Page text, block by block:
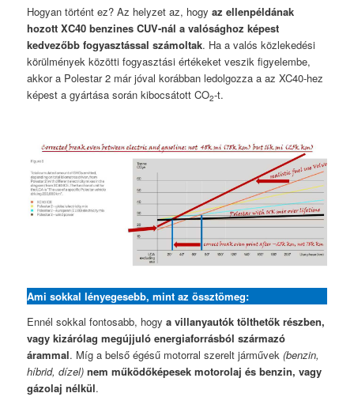
Hogyan történt ez? Az helyzet az, hogyaz ellenpéldának
hozott XC40 benzines CUV-nál a valósághoz képest
kedvezőbb fogyasztással számoltak. Ha a valós közlekedési
körülmények közötti fogyasztási értékeket veszik figyelembe,
akkor a Polestar 2 már jóval korábban ledolgozza a az XC40-hez
képest a gyártása során kibocsátott CO2-t.
Ami sokkal lényegesebb, mint az össztömeg:
Ennél sokkal fontosabb, hogya villanyautók tölthetők részben,
vagy kizárólag megújjuló energiaforrásból származó
árammal. Míg a belső égésű motorral szerelt járművek(benzin,
híbrid, dízel) nem működőképesek motorolaj és benzin, vagy
gázolaj nélkül.